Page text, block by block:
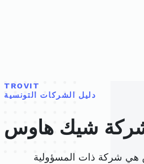
TROVIT
دليل الشركات التونسية
شيك هاوس
شركة ذات المسؤولية